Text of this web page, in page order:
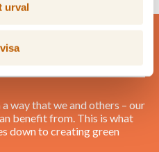
urval
way that we and others – our
benefit from. This is what
down to creating green